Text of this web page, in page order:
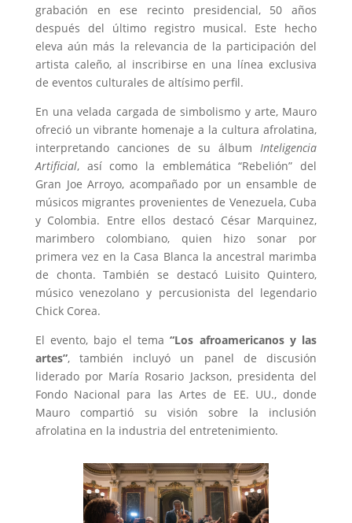
grabación en ese recinto presidencial, 50 años
después del último registro musical. Este hecho
eleva aún más la relevancia de la participación del
artista caleño, al inscribirse en una línea exclusiva
de eventos culturales de altísimo perfil.
En una velada cargada de simbolismo y arte, Mauro
ofreció un vibrante homenaje a la cultura afrolatina,
interpretando canciones de su álbumInteligencia
Artificial, así como la emblemática “Rebelión” del
Gran Joe Arroyo, acompañado por un ensamble de
músicos migrantes provenientes de Venezuela, Cuba
y Colombia. Entre ellos destacó César Marquinez,
marimbero colombiano, quien hizo sonar por
primera vez en la Casa Blanca la ancestral marimba
de chonta. También se destacó Luisito Quintero,
músico venezolano y percusionista del legendario
Chick Corea.
El evento, bajo el tema“Los afroamericanos y las
artes”, también incluyó un panel de discusión
liderado por María Rosario Jackson, presidenta del
Fondo Nacional para las Artes de EE. UU., donde
Mauro compartió su visión sobre la inclusión
afrolatina en la industria del entretenimiento.